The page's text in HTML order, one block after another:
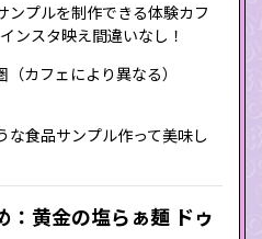
ンプルを制作できる体験カフ
ンスタ映え間違いなし！
（カフェにより異なる）
な食品サンプル作って美味し
：黄金の塩らぁ麺 ドゥ